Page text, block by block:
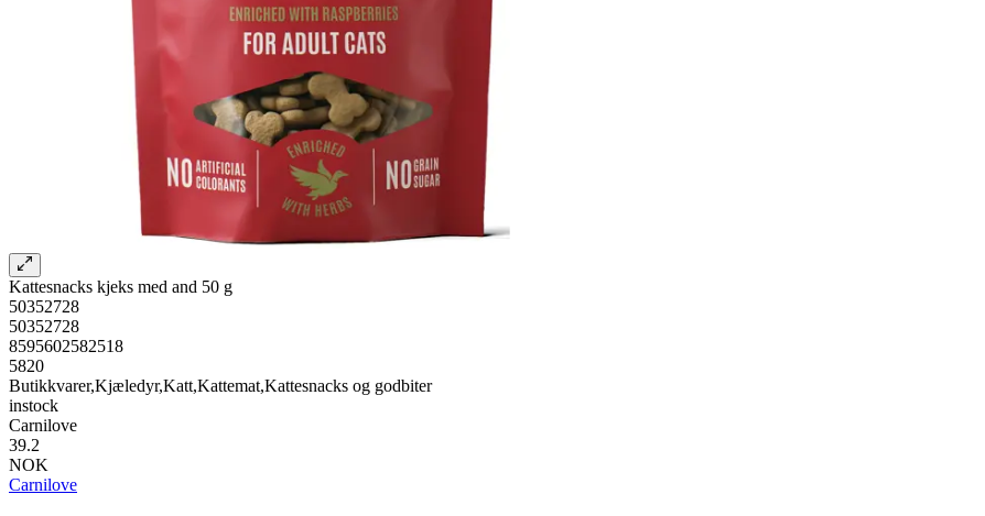
Kattesnacks kjeks med and 50 g
50352728
50352728
8595602582518
5820
Butikkvarer,Kjæledyr,Katt,Kattemat,Kattesnacks og godbiter
instock
Carnilove
39.2
NOK
Carnilove